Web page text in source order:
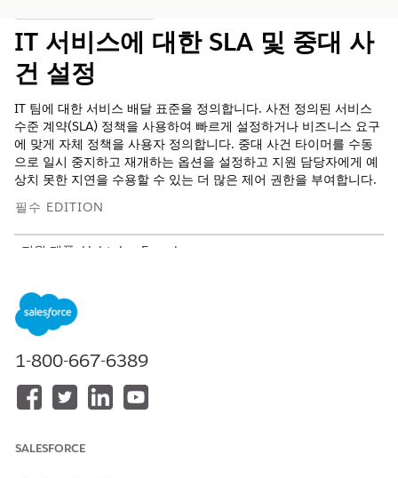
IT 서비스에 대한 SLA 및 중대 사
건 설정
IT 팀에 대한 서비스 배달 표준을 정의합니다. 사전 정의된 서비스
수준 계약(SLA) 정책을 사용하여 빠르게 설정하거나 비즈니스 요구
에 맞게 자체 정책을 사용자 정의합니다. 중대 사건 타이머를 수동
으로 일시 중지하고 재개하는 옵션을 설정하고 지원 담당자에게 예
상치 못한 지연을 수용할 수 있는 더 많은 제어 권한을 부여합니다.
필수 EDITION
지원 제품: Lightning Experience
Performance
IT 서비스에 대해 사전 정의된 SLA 정책 및 중대 사건 설정
단일 페이지에서 IT 서비스에 대한 SLA 정책 및 중대 사건을 빠
고, 문제, 변경 요청에 일관된 서비스 수준을 제공합니다.
1-800-667-6389
SALESFORCE